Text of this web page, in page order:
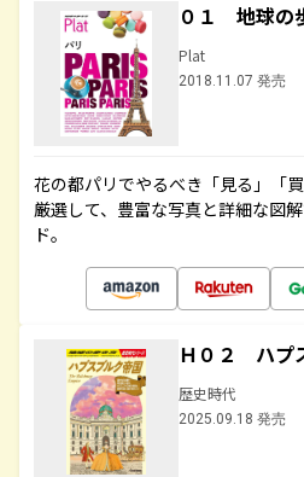
０１ 地球の
Plat
2018.11.07 発売
花の都パリでやるべき「見る」「
厳選して、豊富な写真と詳細な図
ド。
Ｈ０２ ハプ
歴史時代
2025.09.18 発売